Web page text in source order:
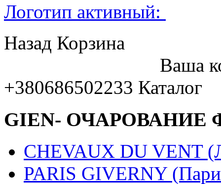
Логотип активный:
Назад Корзина
Ваша
+380686502233 Каталог
GIEN-
CHEVAUX DU VENT
PARIS GIVERNY